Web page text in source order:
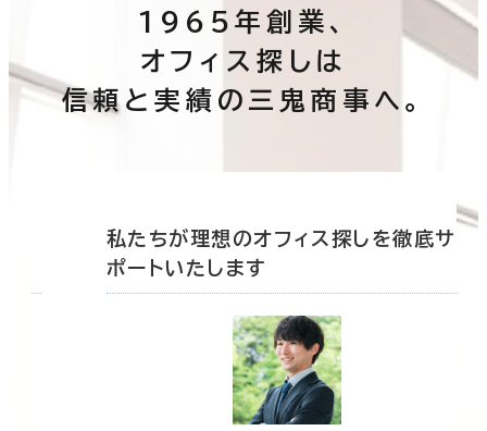
1965年創業、
オフィス探しは
信頼と実績の三鬼商事へ。
私たちが理想のオフィス探しを徹底サ
ポートいたします